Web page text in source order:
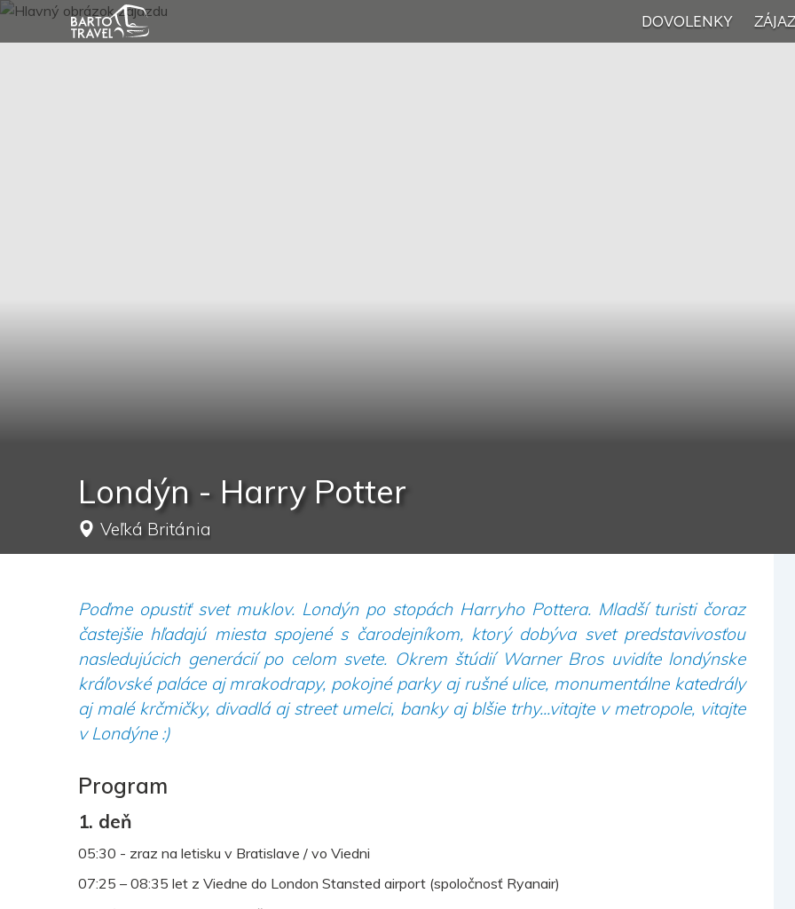
DOVOLENKY
Londýn - Harry Potter
Veľká Británia
Poďme opustiť svet muklov. Londýn po stopách Harryho Pottera. Mladší turisti čoraz
častejšie hľadajú miesta spojené s čarodejníkom, ktorý dobýva svet predstavivosťou
nasledujúcich generácií po celom svete. Okrem štúdií Warner Bros uvidíte londýnske
kráľovské paláce aj mrakodrapy, pokojné parky aj rušné ulice, monumentálne katedrály
aj malé krčmičky, divadlá aj street umelci, banky aj blšie trhy...vitajte v metropole, vitajte
v Londýne :)
Program
1. deň
05:30 - zraz na letisku v Bratislave / vo Viedni
07:25 – 08:35 let z Viedne do London Stansted airport (spoločnosť Ryanair)